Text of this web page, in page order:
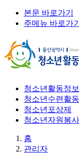
본문 바로가기
주메뉴 바로가기
청소년활동정
청소년수련활
청소년포상제
청소년자원봉사
홈
관리자